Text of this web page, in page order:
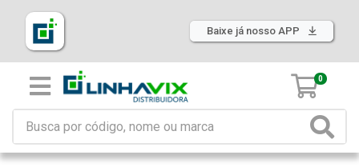
Baixe já nosso APP
0